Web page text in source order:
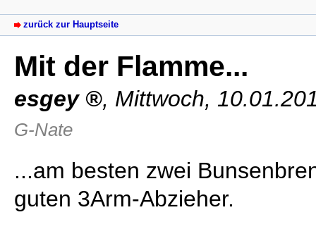
zurück zur Hauptseite
Mit der Flamme...
esgey , Mittwoch,
G-Nate
...am besten zwei
guten 3Arm-Abzieher.